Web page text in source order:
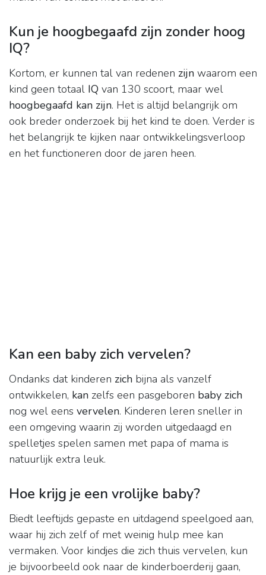
Kun je hoogbegaafd zijn zonder hoog
IQ?
Kortom, er kunnen tal van redenen zijn waarom een
kind geen totaal IQ van 130 scoort, maar wel
hoogbegaafd kan zijn. Het is altijd belangrijk om
ook breder onderzoek bij het kind te doen. Verder is
het belangrijk te kijken naar ontwikkelingsverloop
en het functioneren door de jaren heen.
Kan een baby zich vervelen?
Ondanks dat kinderen zich bijna als vanzelf
ontwikkelen, kan zelfs een pasgeboren baby zich
nog wel eens vervelen. Kinderen leren sneller in
een omgeving waarin zij worden uitgedaagd en
spelletjes spelen samen met papa of mama is
natuurlijk extra leuk.
Hoe krijg je een vrolijke baby?
Biedt leeftijds gepaste en uitdagend speelgoed aan,
waar hij zich zelf of met weinig hulp mee kan
vermaken. Voor kindjes die zich thuis vervelen, kun
je bijvoorbeeld ook naar de kinderboerderij gaan,